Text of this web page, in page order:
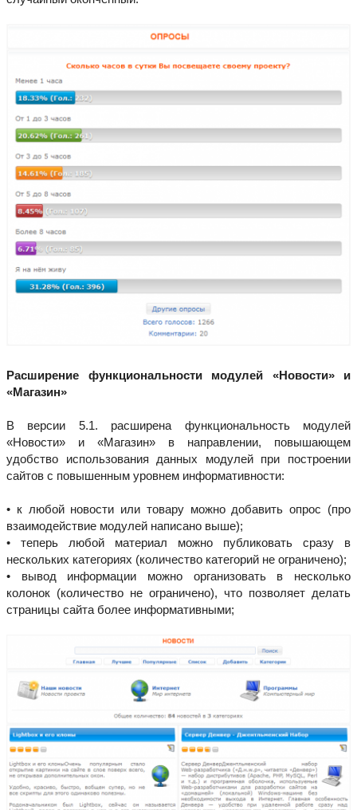
Расширение функциональности модулей «Новости» и
«Магазин»
В версии 5.1. расширена функциональность модулей
«Новости» и «Магазин» в направлении, повышающем
удобство использования данных модулей при построении
сайтов с повышенным уровнем информативности:
• к любой новости или товару можно добавить опрос (про
взаимодействие модулей написано выше);
• теперь любой материал можно публиковать сразу в
нескольких категориях (количество категорий не ограничено);
• вывод информации можно организовать в несколько
колонок (количество не ограничено), что позволяет делать
страницы сайта более информативными;